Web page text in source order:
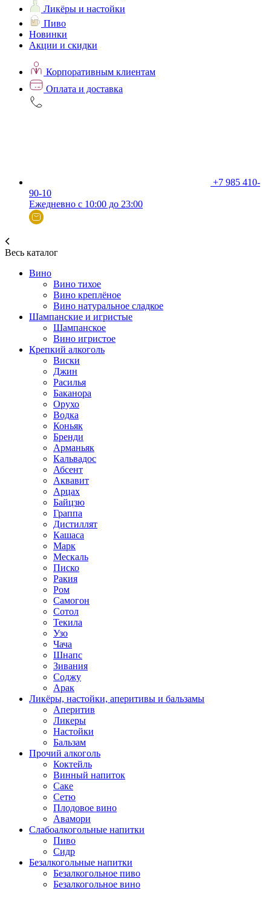
Ликёры и настойки
Пиво
Новинки
Акции и скидки
Корпоративным клиентам
Оплата и доставка
+7 985 410-
90-10
Ежедневно с 10:00 до 23:00
Весь каталог
Вино
Вино тихое
Вино креплёное
Вино натуральное сладкое
Шампанские и игристые
Шампанское
Вино игристое
Крепкий алкоголь
Виски
Джин
Расилья
Баканора
Орухо
Водка
Коньяк
Бренди
Арманьяк
Кальвадос
Абсент
Аквавит
Арцах
Байцзю
Граппа
Дистиллят
Кашаса
Марк
Мескаль
Писко
Ракия
Ром
Самогон
Сотол
Текила
Узо
Чача
Шнапс
Зивания
Соджу
Арак
Ликёры, настойки, аперитивы и бальзамы
Аперитив
Ликеры
Настойки
Бальзам
Прочий алкоголь
Коктейль
Винный напиток
Саке
Сетю
Плодовое вино
Авамори
Слабоалкогольные напитки
Пиво
Сидр
Безалкогольные напитки
Безалкогольное пиво
Безалкогольное вино